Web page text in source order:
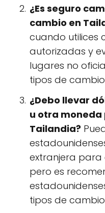
¿Es seguro
cambio en
cuando utilices
autorizadas y
lugares no
tipos de
¿Debo llevar
u otra
Tailandia?
extranjera para
pero es
tipos de